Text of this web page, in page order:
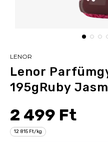
LENOR
Lenor
195gRuby
2 499 Ft
12 815 Ft/kg